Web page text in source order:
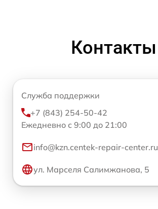
Контакты
Служба поддержки
+7 (843) 254-50-42
Ежедневно с 9:00 до 21:00
info@kzn.centek-repair-center.ru
ул. Марселя Салимжанова, 5